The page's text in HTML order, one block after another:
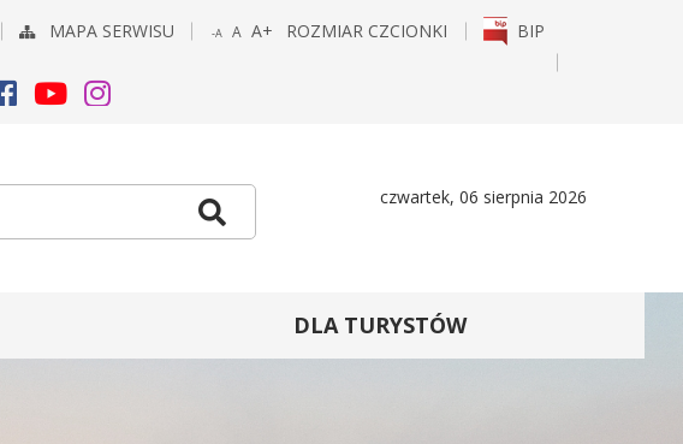
MAPA SERWISU
-A
A A+
ROZMIAR CZCIONKI BIP
FACEBOOK
YOUTUBEINSTAGRAM
czwartek, 06 sierpnia 2026
DLA TURYSTÓW